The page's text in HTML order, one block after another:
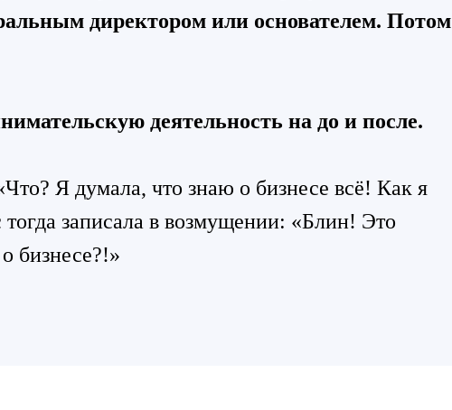
директором или основателем. Потом
деятельность на до и после.
Я думала, что знаю о бизнесе всё! Как я
записала в возмущении: «Блин! Это
бизнесе?!»